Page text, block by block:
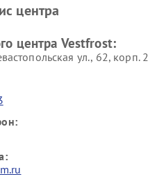
центра
центра Vestfrost:
ул., 62, корп. 2